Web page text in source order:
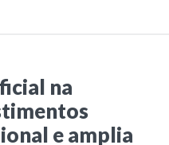
na
e amplia